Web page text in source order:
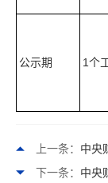
公示期 1个
上一条： 中央财
下一条： 中央财